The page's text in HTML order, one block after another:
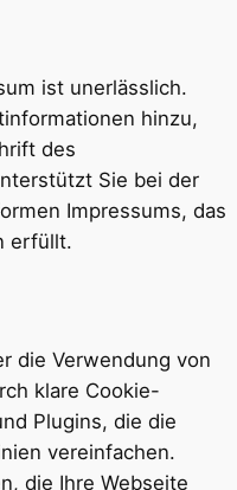
ist unerlässlich.
hinzu,
des
Sie bei der
Impressums, das
erfüllt.
die Verwendung von
klare Cookie-
Plugins, die die
vereinfachen.
die Ihre Webseite